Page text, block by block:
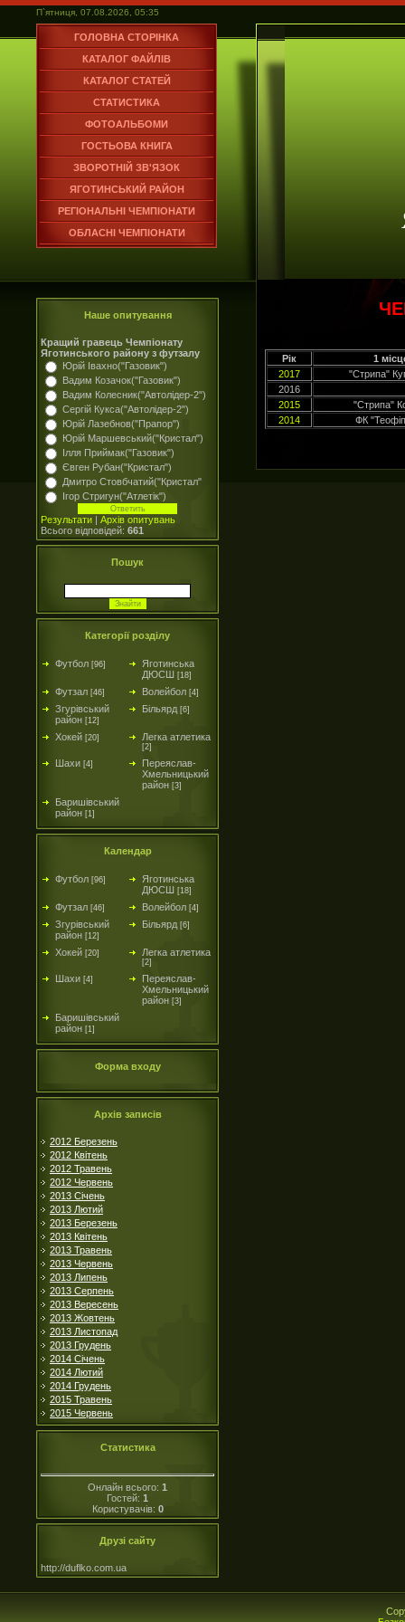
П`ятниця, 07.08.2026, 05:35
ГОЛОВНА СТОРІНКА
КАТАЛОГ ФАЙЛІВ
КАТАЛОГ СТАТЕЙ
СТАТИСТИКА
ФОТОАЛЬБОМИ
ГОСТЬОВА КНИГА
ЗВОРОТНІЙ ЗВ'ЯЗОК
ЯГОТИНСЬКИЙ РАЙОН
РЕГІОНАЛЬНІ ЧЕМПІОНАТИ
ОБЛАСНІ ЧЕМПІОНАТИ
Наше опитування
Кращий гравець Чемпіонату
Яготинського району з футзалу
Юрій Івахно("Газовик")
Вадим Козачок("Газовик")
Вадим Колесник("Автолідер-2")
Сергій Кукса("Автолідер-2")
Юрій Лазебнов("Прапор")
Юрій Маршевський("Кристал")
Ілля Приймак("Газовик")
Євген Рубан("Кристал")
Дмитро Стовбчатий("Кристал"
Ігор Стригун("Атлетік")
Результати | Архів опитувань
Всього відповідей: 661
Пошук
Категорії розділу
Футбол [96]
Яготинська
ДЮСШ [18]
Футзал [46] Волейбол [4]
Згурівський
район [12]
Більярд [6]
Хокей [20] Легка атлетика
[2]
Шахи [4]
Переяслав-
Хмельницький
район [3]
Баришівський
район [1]
Календар
Футбол [96]
Яготинська
ДЮСШ [18]
Футзал [46] Волейбол [4]
Згурівський
район [12]
Більярд [6]
Хокей [20] Легка атлетика
[2]
Шахи [4]
Переяслав-
Хмельницький
район [3]
Баришівський
район [1]
Форма входу
Архів записів
2012 Березень
2012 Квітень
2012 Травень
2012 Червень
2013 Січень
2013 Лютий
2013 Березень
2013 Квітень
2013 Травень
2013 Червень
2013 Липень
2013 Серпень
2013 Вересень
2013 Жовтень
2013 Листопад
2013 Грудень
2014 Січень
2014 Лютий
2014 Грудень
2015 Травень
2015 Червень
Статистика
Онлайн всього: 1
Гостей: 1
Користувачів: 0
Друзі сайту
http://duflko.com.ua
Рік
1
2017
"Стрипа"
2016
2015
"Стрипа"
2014
ФК